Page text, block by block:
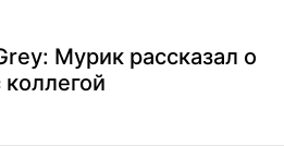
Мурик рассказал о